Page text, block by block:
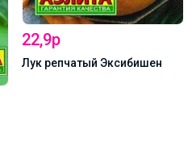
22,9р
Лук репчатый Эксибишен